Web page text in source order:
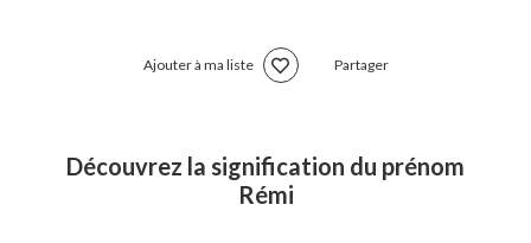
Ajouter à ma liste Partager
Découvrez la signification du prénom
Rémi